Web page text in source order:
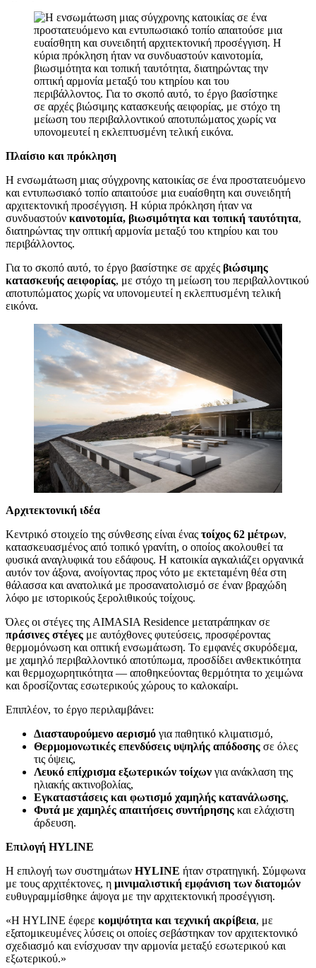
Πλαίσιο και πρόκληση
Η ενσωμάτωση μιας σύγχρονης κατοικίας σε ένα προστατευόμενο
και εντυπωσιακό τοπίο απαιτούσε μια ευαίσθητη και συνειδητή
αρχιτεκτονική προσέγγιση. Η κύρια πρόκληση ήταν να
συνδυαστούν καινοτομία, βιωσιμότητα και τοπική ταυτότητα,
διατηρώντας την οπτική αρμονία μεταξύ του κτηρίου και του
περιβάλλοντος.
Για το σκοπό αυτό, το έργο βασίστηκε σε αρχές βιώσιμης
κατασκευής αειφορίας, με στόχο τη μείωση του περιβαλλοντικού
αποτυπώματος χωρίς να υπονομευτεί η εκλεπτυσμένη τελική
εικόνα.
Αρχιτεκτονική ιδέα
Κεντρικό στοιχείο της σύνθεσης είναι ένας τοίχος 62 μέτρων,
κατασκευασμένος από τοπικό γρανίτη, ο οποίος ακολουθεί τα
φυσικά αναγλυφικά του εδάφους. Η κατοικία αγκαλιάζει οργανικά
αυτόν τον άξονα, ανοίγοντας προς νότο με εκτεταμένη θέα στη
θάλασσα και ανατολικά με προσανατολισμό σε έναν βραχώδη
λόφο με ιστορικούς ξερολιθικούς τοίχους.
Όλες οι στέγες της AIMASIA Residence μετατράπηκαν σε
πράσινες στέγες με αυτόχθονες φυτεύσεις, προσφέροντας
θερμομόνωση και οπτική ενσωμάτωση. Το εμφανές σκυρόδεμα,
με χαμηλό περιβαλλοντικό αποτύπωμα, προσδίδει ανθεκτικότητα
και θερμοχωρητικότητα — αποθηκεύοντας θερμότητα το χειμώνα
και δροσίζοντας εσωτερικούς χώρους το καλοκαίρι.
Επιπλέον, το έργο περιλαμβάνει:
Διασταυρούμενο αερισμό για παθητικό κλιματισμό,
Θερμομονωτικές επενδύσεις υψηλής απόδοσης σε όλες
τις όψεις,
Λευκό επίχρισμα εξωτερικών τοίχων για ανάκλαση της
ηλιακής ακτινοβολίας,
Εγκαταστάσεις και φωτισμό χαμηλής κατανάλωσης,
Φυτά με χαμηλές απαιτήσεις συντήρησης και ελάχιστη
άρδευση.
Επιλογή HYLINE
Η επιλογή των συστημάτων HYLINE ήταν στρατηγική. Σύμφωνα
με τους αρχιτέκτονες, η μινιμαλιστική εμφάνιση των διατομών
ευθυγραμμίσθηκε άψογα με την αρχιτεκτονική προσέγγιση.
«Η HYLINE έφερε κομψότητα και τεχνική ακρίβεια, με
εξατομικευμένες λύσεις οι οποίες σεβάστηκαν τον αρχιτεκτονικό
σχεδιασμό και ενίσχυσαν την αρμονία μεταξύ εσωτερικού και
εξωτερικού.»